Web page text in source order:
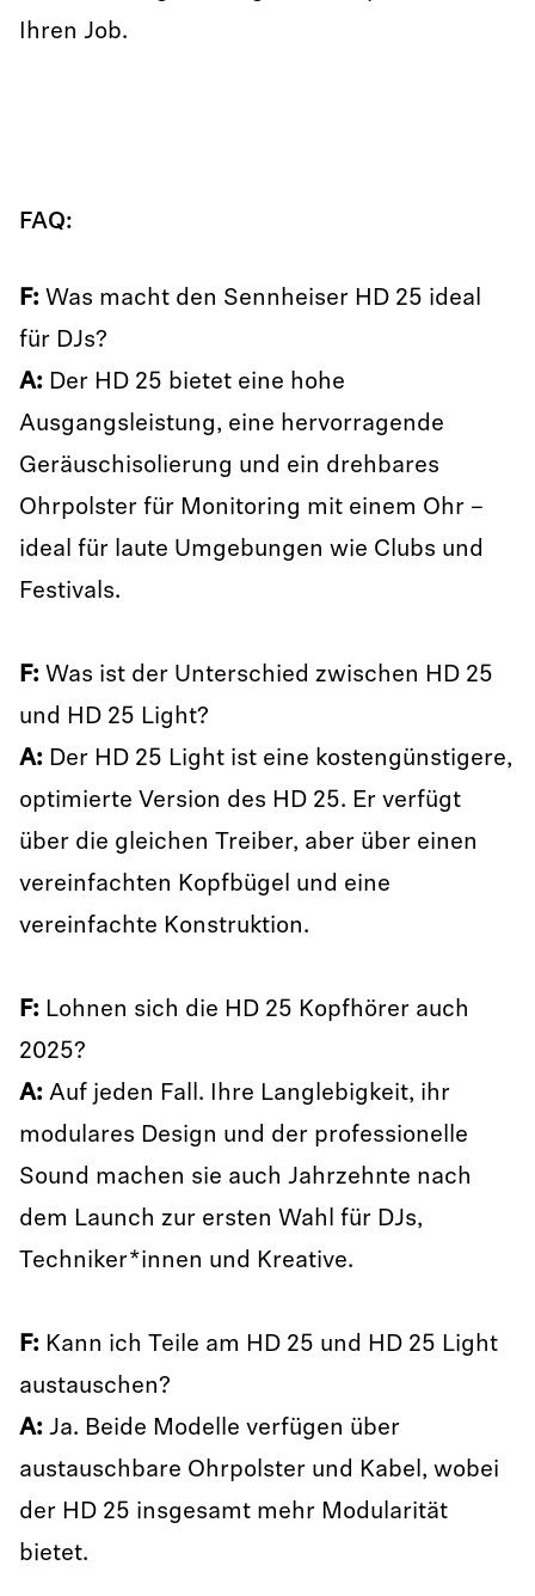
Ihren Job.
FAQ:
F: Was macht den Sennheiser HD 25 ideal
für DJs?
A: Der HD 25 bietet eine hohe
Ausgangsleistung, eine hervorragende
Geräuschisolierung und ein drehbares
Ohrpolster für Monitoring mit einem Ohr –
ideal für laute Umgebungen wie Clubs und
Festivals.
F: Was ist der Unterschied zwischen HD 25
und HD 25 Light?
A: Der HD 25 Light ist eine kostengünstigere,
optimierte Version des HD 25. Er verfügt
über die gleichen Treiber, aber über einen
vereinfachten Kopfbügel und eine
vereinfachte Konstruktion.
F: Lohnen sich die HD 25 Kopfhörer auch
2025?
A: Auf jeden Fall. Ihre Langlebigkeit, ihr
modulares Design und der professionelle
Sound machen sie auch Jahrzehnte nach
dem Launch zur ersten Wahl für DJs,
Techniker*innen und Kreative.
F: Kann ich Teile am HD 25 und HD 25 Light
austauschen?
A: Ja. Beide Modelle verfügen über
austauschbare Ohrpolster und Kabel, wobei
der HD 25 insgesamt mehr Modularität
bietet.